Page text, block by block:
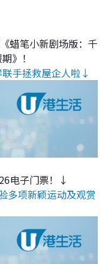
蜡笔小新剧场版：千
》！
手拯救屋企人啦↓
电子门票！↓
多项新颖运动及观赏